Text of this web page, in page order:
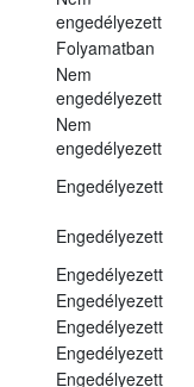
engedélyezett
Folyamatban
Nem
engedélyezett
Nem
engedélyezett
Engedélyezett
Engedélyezett
Engedélyezett
Engedélyezett
Engedélyezett
Engedélyezett
Engedélyezett